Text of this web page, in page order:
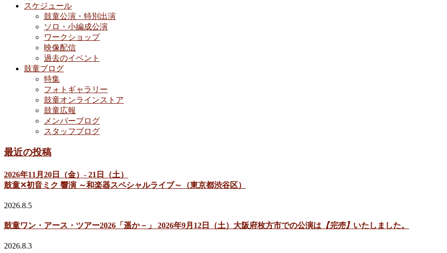
スケジュール
鼓童公演・特別出演
ソロ・小編成公演
ワークショップ
映像配信
過去のイベント
鼓童ブログ
特集
フォトギャラリー
鼓童オンラインストア
鼓童広報
メンバーブログ
スタッフブログ
最近の投稿
2026年11月20日（金）- 21日（土）
鼓童✕初音ミク 響演 ～和楽器スペシャルライブ～（東京都渋谷区）
2026.8.5
鼓童ワン・アース・ツアー2026「遥か－」 2026年9月12日（土）大阪府枚方市での公演は 【完売】 いたしました。
2026.8.3